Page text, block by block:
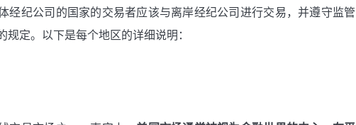
经纪公司的国家的交易者应该与离岸经纪公司进行交易，并遵守监管
定。以下是每个地区的详细说明：